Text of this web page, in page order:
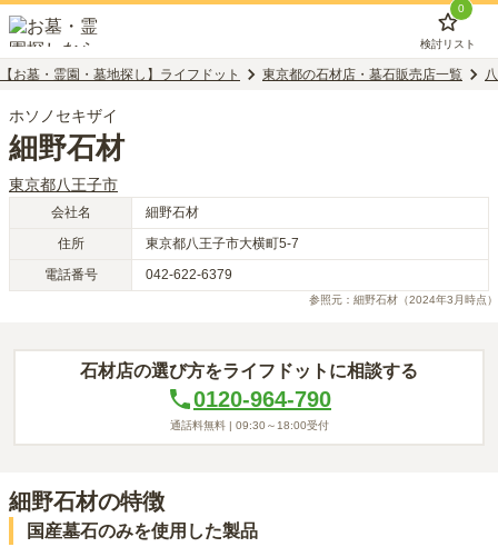
0
検討リスト
【お墓・霊園・墓地探し】ライフドット 東京都の石材店・墓石販売店一覧
ホソノセキザイ
細野石材
東京都八王子市
会社名
細野石材
住所
東京都八王子市大横町5-7
電話番号
042-622-6379
参照元： 細野石材 （2024年3月時点）
石材店の選び方をライフドットに相談する
0120-964-790
通話料無料 | 09:30～18:00受付
細野石材の特徴
国産墓石のみを使用した製品